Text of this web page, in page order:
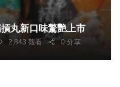
味 新竹海瑞摃丸新口味驚艷上市
2,843 觀看 0 分享